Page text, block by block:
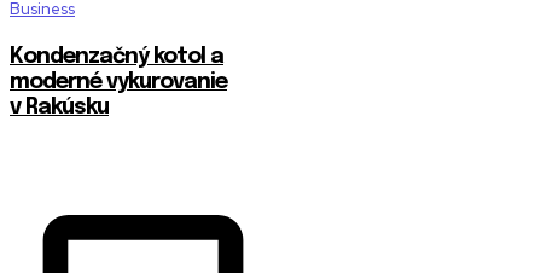
Business
Kondenzačný kotol a
moderné vykurovanie
v Rakúsku